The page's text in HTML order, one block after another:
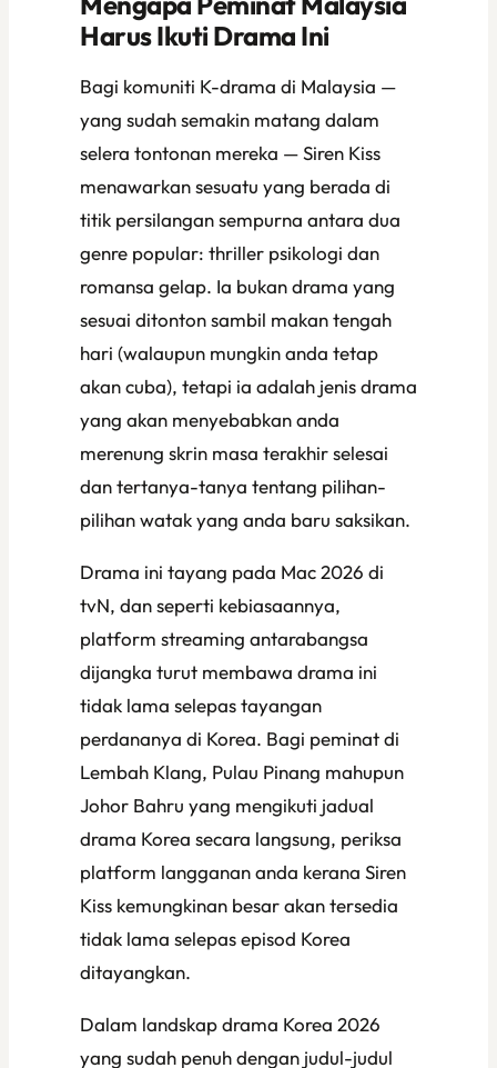
Harus Ikuti Drama Ini
Bagi komuniti K-drama di Malaysia —
yang sudah semakin matang dalam
selera tontonan mereka —Siren Kiss
menawarkan sesuatu yang berada di
titik persilangan sempurna antara dua
genre popular: thriller psikologi dan
romansa gelap. Ia bukan drama yang
sesuai ditonton sambil makan tengah
hari (walaupun mungkin anda tetap
akan cuba), tetapi ia adalah jenis drama
yang akan menyebabkan anda
merenung skrin masa terakhir selesai
dan tertanya-tanya tentang pilihan-
pilihan watak yang anda baru saksikan.
Drama ini tayang pada Mac 2026 di
tvN, dan seperti kebiasaannya,
platform streaming antarabangsa
dijangka turut membawa drama ini
tidak lama selepas tayangan
perdananya di Korea. Bagi peminat di
Lembah Klang, Pulau Pinang mahupun
Johor Bahru yang mengikuti jadual
drama Korea secara langsung, periksa
platform langganan anda kerana Siren
Kiss kemungkinan besar akan tersedia
tidak lama selepas episod Korea
ditayangkan.
Dalam landskap drama Korea 2026
yang sudah penuh dengan judul-judul